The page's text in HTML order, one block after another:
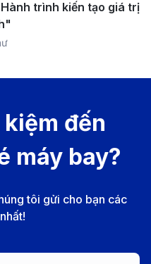
số khách sạn lớn và
hơn.
Saint Paul
- MSP) là trung tâm
phố khoảng 16 km.
trình kiến tạo giá trị
đến
máy bay?
tôi gửi cho bạn các